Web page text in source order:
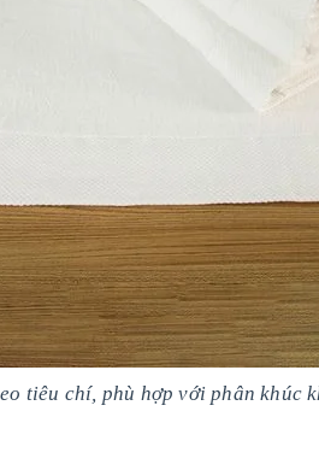
tiêu chí, phù hợp với phân khúc